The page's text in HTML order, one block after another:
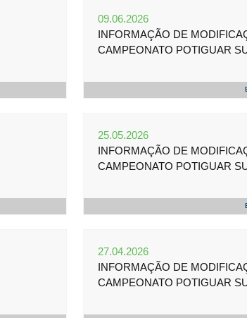
09.06.2026
INFORMAÇÃO DE
CAMPEONATO POTIGUAR
25.05.2026
INFORMAÇÃO DE
CAMPEONATO POTIGUAR
27.04.2026
INFORMAÇÃO DE
CAMPEONATO POTIGUAR